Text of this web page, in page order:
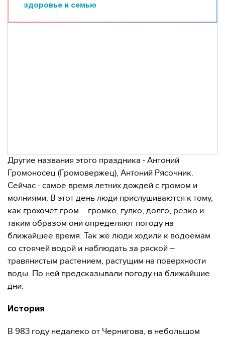
здоровье и семью
Другие названия этого праздника - Антоний
Громоносец (Громовержец), Антоний Рясочник.
Сейчас - самое время летних дождей с громом и
молниями. В этот день люди прислушиваются к тому,
как грохочет гром – громко, гулко, долго, резко и
таким образом они определяют погоду на
ближайшее время. Так же люди ходили к водоемам
со стоячей водой и наблюдать за ряской –
травянистым растением, растущим на поверхности
воды. По ней предсказывали погоду на ближайшие
дни.
История
В 983 году недалеко от Чернигова, в небольшом